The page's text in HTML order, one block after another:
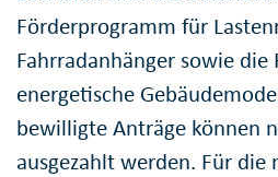
Förderprogramm für
Fahrradanhänger sowie
energetische
bewilligte Anträge können
ausgezahlt werden. Für die